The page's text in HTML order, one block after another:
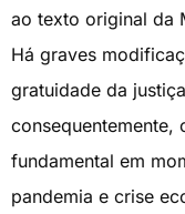
ao texto original da
Há graves
gratuidade da
consequentemente,
fundamental em
pandemia e crise